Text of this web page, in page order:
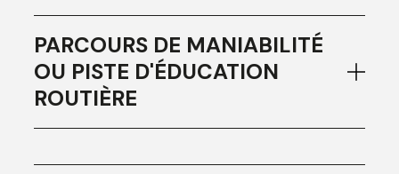
PARCOURS DE MANIABILITÉ
OU PISTE D'ÉDUCATION
ROUTIÈRE